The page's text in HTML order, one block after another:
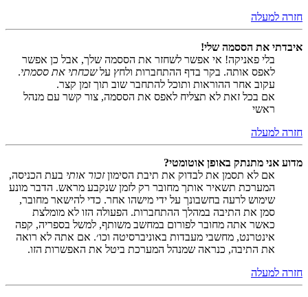
חזרה למעלה
איבדתי את הססמה שלי!
בלי פאניקה! אי אפשר לשחזר את הססמה שלך, אבל כן אפשר
לאפס אותה. בקר בדף ההתחברות ולחץ עלשכחתי את ססמתי.
עקוב אחר ההוראות ותוכל להתחבר שוב תוך זמן קצר.
אם בכל זאת לא תצליח לאפס את הססמה, צור קשר עם מנהל
ראשי
חזרה למעלה
מדוע אני מתנתק באופן אוטומטי?
אם לא תסמן את לבדוק את תיבת הסימוןזכור אותי בעת הכניסה,
המערכת תשאיר אותך מחובר רק לזמן שנקבע מראש. הדבר מונע
שימוש לרעה בחשבונך על ידי מישהו אחר. כדי להישאר מחובר,
סמן את התיבה במהלך ההתחברות. הפעולה הזו לא מומלצת
כאשר אתה מחובר לפורום במחשב משותף, למשל בספריה, קפה
אינטרנט, מחשבי מעבדות באוניברסיטה וכו׳. אם אתה לא רואה
את התיבה, כנראה שמנהל המערכת ביטל את האפשרות הזו.
חזרה למעלה